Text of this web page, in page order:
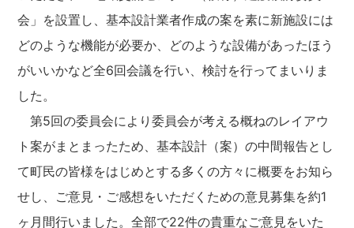
会」を設置し、基本設計業者作成の案を素に新施設には
どのような機能が必要か、どのような設備があったほう
がいいかなど全6回会議を行い、検討を行ってまいりま
した。
第5回の委員会により委員会が考える概ねのレイアウ
ト案がまとまったため、基本設計（案）の中間報告とし
て町民の皆様をはじめとする多くの方々に概要をお知ら
せし、ご意見・ご感想をいただくための意見募集を約1
ヶ月間行いました。全部で22件の貴重なご意見をいた